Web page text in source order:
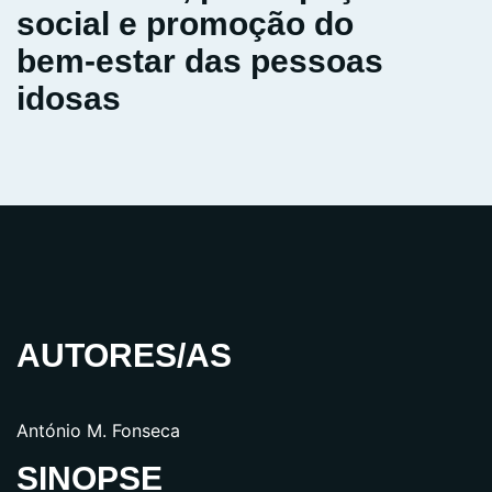
social e promoção do
bem‑estar das pessoas
idosas
AUTORES/AS
António M. Fonseca
SINOPSE